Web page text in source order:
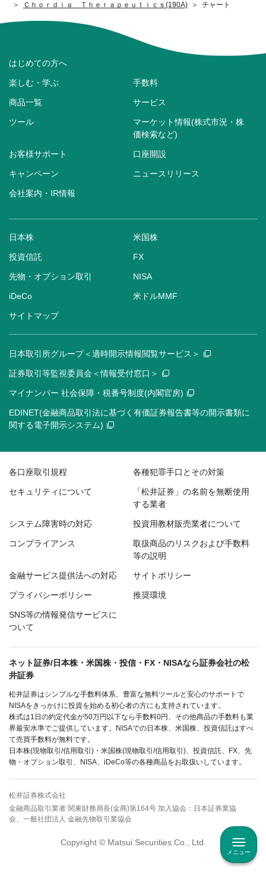
メニュー
Ｃｈｏｒｄｉａ Ｔｈｅｒａｐｅｕｔｉｃｓ(190A)
チャート
はじめての方へ
楽しむ・学ぶ 手数料
商品一覧 サービス
ツール
マーケット情報(株式市況・株
価検索など)
お客様サポート 口座開設
キャンペーン ニュースリリース
会社案内・IR情報
日本株 米国株
投資信託 FX
先物・オプション取引 NISA
iDeCo 米ドルMMF
サイトマップ
日本取引所グループ＜適時開示情報閲覧サービス＞
証券取引等監視委員会＜情報受付窓口＞
マイナンバー 社会保障・税番号制度(内閣官房)
EDINET(金融商品取引法に基づく有価証券報告書等の開示書類に
関する電子開示システム)
各口座取引規程 各種犯罪手口とその対策
セキュリティについて
「松井証券」の名前を無断使用
する業者
システム障害時の対応 投資用教材販売業者について
コンプライアンス
取扱商品のリスクおよび手数料
等の説明
金融サービス提供法への対応 サイトポリシー
プライバシーポリシー 推奨環境
SNS等の情報発信サービスに
ついて
ネット証券/日本株・米国株・投信・FX・NISAなら証券会社の松
井証券
松井証券はシンプルな手数料体系、豊富な無料ツールと安心のサポートで
NISAをきっかけに投資を始める初心者の方にも支持されています。
株式は1日の約定代金が50万円以下なら手数料0円、その他商品の手数料も業
界最安水準でご提供しています。NISAでの日本株、米国株、投資信託はすべ
て売買手数料が無料です。
日本株(現物取引/信用取引)・米国株(現物取引/信用取引)、投資信託、FX、先
物・オプション取引、NISA、iDeCo等の各種商品をお取扱いしています。
松井証券株式会社
金融商品取引業者 関東財務局長(金商)第164号 加入協会：日本証券業協
会、一般社団法人 金融先物取引業協会
Copyright © Matsui Securities Co., Ltd.